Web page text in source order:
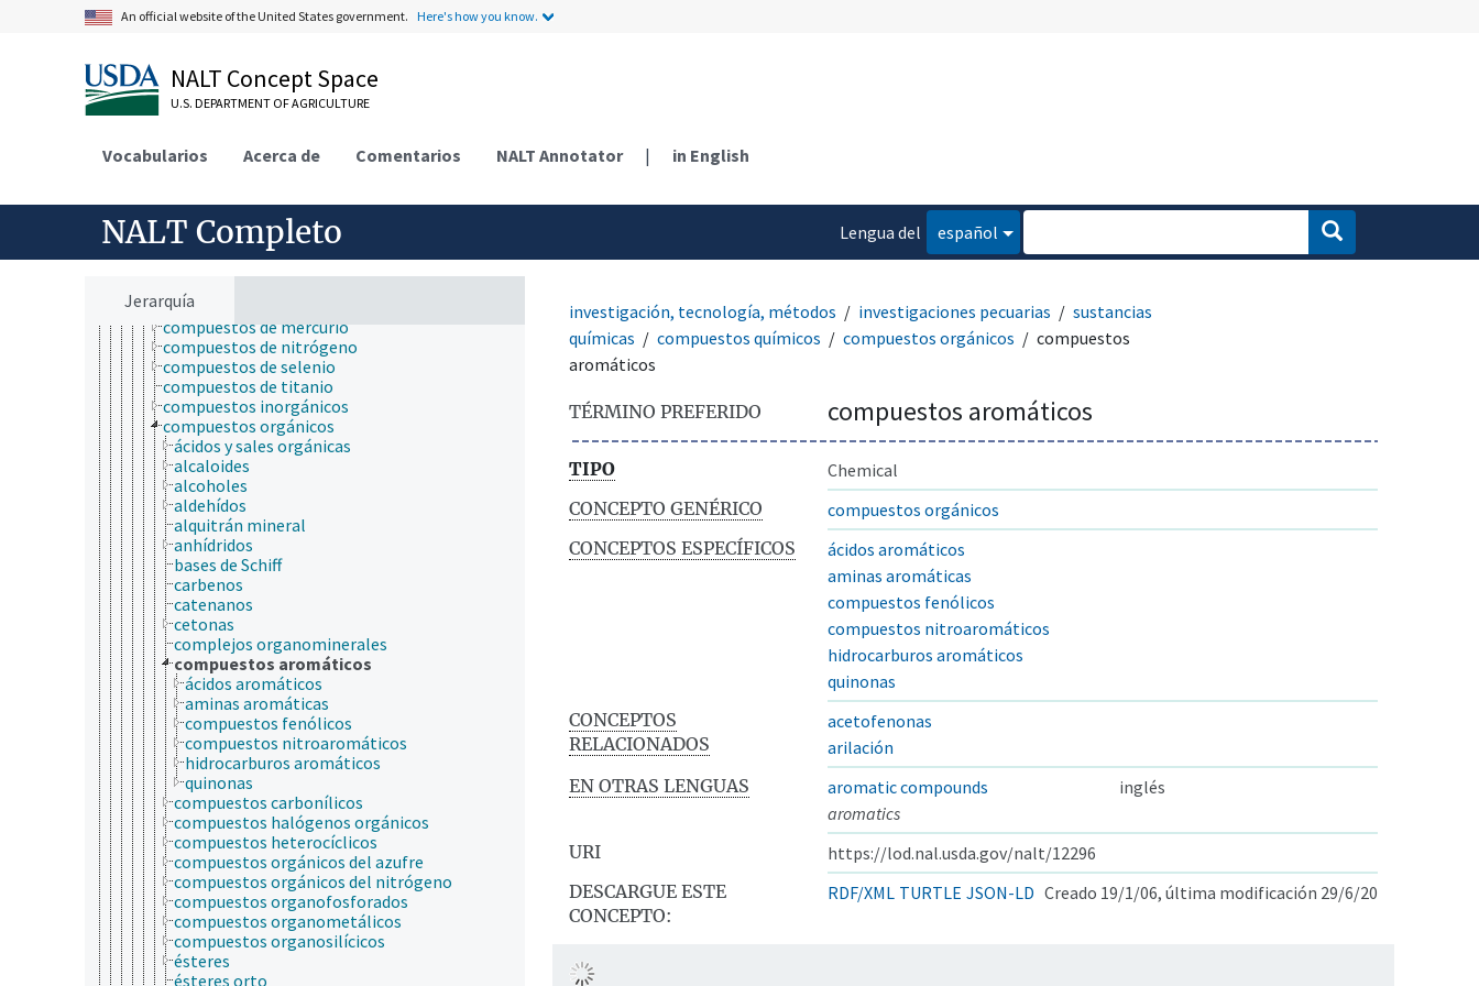
An official website of the United States government. Here's how you know.
NALT Concept Space
U.S. DEPARTMENT OF AGRICULTURE
Vocabularios Acerca de Comentarios NALT Annotator | in English
NALT Completo
Lengua del
español
Jerarquía
investigación médica translacional
modelos animales
propiedades y fenómenos biológicos
protocolos
sustancias químicas
agroquímicos
compuestos químicos
ácidos, bases y sales
arsenicales
componentes sulfurosos
compuestos de coordinación
compuestos de mercurio
compuestos de nitrógeno
compuestos de selenio
compuestos de titanio
compuestos inorgánicos
compuestos orgánicos
ácidos y sales orgánicas
alcaloides
alcoholes
aldehídos
alquitrán mineral
anhídridos
bases de Schiff
carbenos
catenanos
cetonas
complejos organominerales
compuestos aromáticos
ácidos aromáticos
aminas aromáticas
compuestos fenólicos
compuestos nitroaromáticos
hidrocarburos aromáticos
quinonas
compuestos carbonílicos
compuestos halógenos orgánicos
compuestos heterocíclicos
compuestos orgánicos del azufre
compuestos orgánicos del nitrógeno
compuestos organofosforados
compuestos organometálicos
compuestos organosilícicos
ésteres
ésteres orto
investigación, tecnología, métodos investigaciones pecuarias
sustancias
químicas
compuestos químicos compuestos orgánicos
compuestos
aromáticos
TÉRMINO PREFERIDO compuestos aromáticos
TIPO
Chemical
CONCEPTO GENÉRICO
compuestos orgánicos
CONCEPTOS ESPECÍFICOS
ácidos aromáticos
aminas aromáticas
compuestos fenólicos
compuestos nitroaromáticos
hidrocarburos aromáticos
quinonas
CONCEPTOS
RELACIONADOS
acetofenonas
arilación
EN OTRAS LENGUAS
aromatic compounds
inglés
aromatics
URI
https://lod.nal.usda.gov/nalt/12296
DESCARGUE ESTE
CONCEPTO:
RDF/XML TURTLE JSON-LD Creado 19/1/06, última modificación 29/6/20